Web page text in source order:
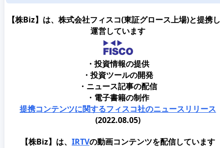
【株Biz】は、株式会社フィスコ(東証グロース上場)と提携
運営しています
・投資情報の提供
・投資ツールの開発
・ニュース記事の配信
・電子書籍の制作
提携コンテンツに関するフィスコ社のニュースリリース
(2022.08.05)
【株Biz】は、 IRTVの動画コンテンツを配信しています